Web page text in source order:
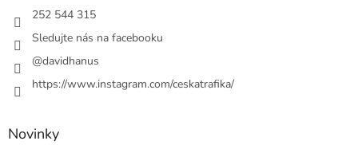
252 544 315
Sledujte nás na facebooku
@davidhanus
https://www.instagram.com/ceskatrafika/
Novinky